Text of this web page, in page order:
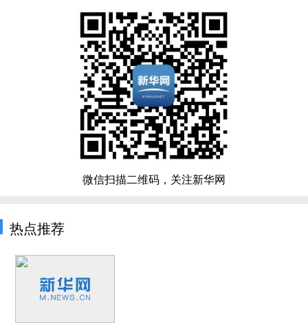
微信扫描二维码，关注新华网
热点推荐